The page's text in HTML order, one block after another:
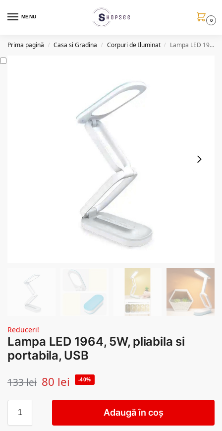
MENU
0
Prima pagină / Casa si Gradina / Corpuri de Iluminat / Lampa LED 1964, 5W, pliabila si portabila, USB
Reduceri!
Lampa LED 1964, 5W, pliabila si
portabila, USB
133lei 80 lei -40%
Adaugă în coș